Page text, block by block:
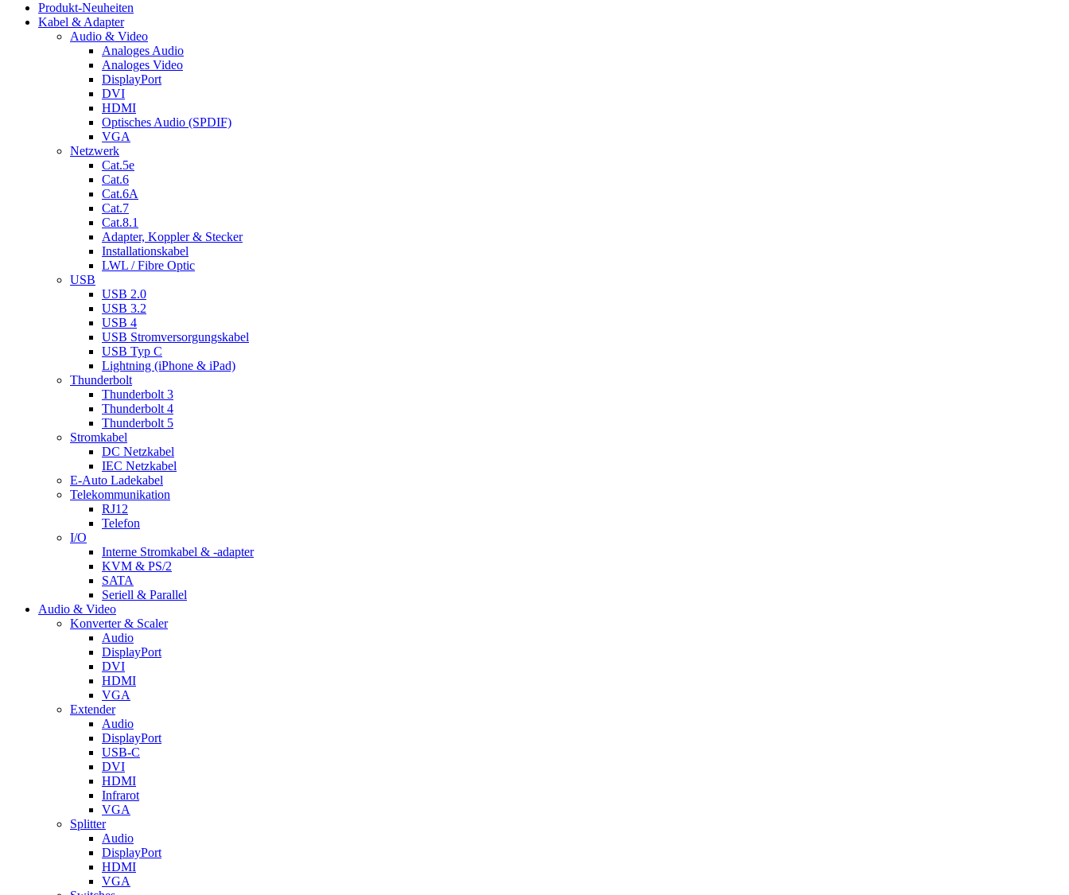
Produkt-Neuheiten
Kabel & Adapter
Audio & Video
Analoges Audio
Analoges Video
DisplayPort
DVI
HDMI
Optisches Audio (SPDIF)
VGA
Netzwerk
Cat.5e
Cat.6
Cat.6A
Cat.7
Cat.8.1
Adapter, Koppler & Stecker
Installationskabel
LWL / Fibre Optic
USB
USB 2.0
USB 3.2
USB 4
USB Stromversorgungskabel
USB Typ C
Lightning (iPhone & iPad)
Thunderbolt
Thunderbolt 3
Thunderbolt 4
Thunderbolt 5
Stromkabel
DC Netzkabel
IEC Netzkabel
E-Auto Ladekabel
Telekommunikation
RJ12
Telefon
I/O
Interne Stromkabel & -adapter
KVM & PS/2
SATA
Seriell & Parallel
Audio & Video
Konverter & Scaler
Audio
DisplayPort
DVI
HDMI
VGA
Extender
Audio
DisplayPort
USB-C
DVI
HDMI
Infrarot
VGA
Splitter
Audio
DisplayPort
HDMI
VGA